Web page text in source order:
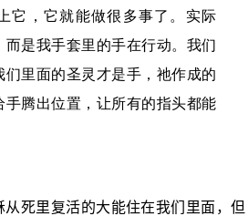
它，它就能做很多事了。实际
而是我手套里的手在行动。我们
们里面的圣灵才是手，祂作成的
手腾出位置，让所有的指头都能
从死里复活的大能住在我们里面，但